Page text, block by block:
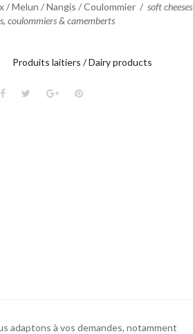
/ Melun / Nangis / Coulommier / soft cheeses
coulommiers & camemberts
Produits laitiers / Dairy products
adaptons à vos demandes, notamment